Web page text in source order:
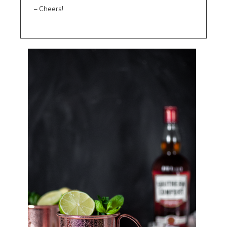
– Cheers!